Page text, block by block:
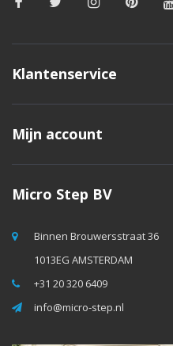
Klantenservice
Mijn account
Micro Step BV
Binnen Brouwersstraat 36
1013EG AMSTERDAM
+31 20 320 6409
info@micro-step.nl